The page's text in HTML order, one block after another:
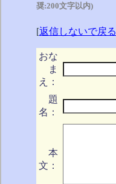
奨:200文字以内)
[返信しないで戻る
おな
ま
え：
題
名：
本
文：